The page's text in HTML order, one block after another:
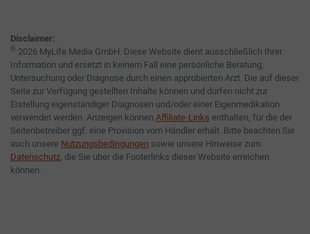
Disclaimer:
© 2026 MyLife Media GmbH. Diese Website dient ausschließlich Ihrer
Information und ersetzt in keinem Fall eine persönliche Beratung,
Untersuchung oder Diagnose durch einen approbierten Arzt. Die auf dieser
Seite zur Verfügung gestellten Inhalte können und dürfen nicht zur
Erstellung eigenständiger Diagnosen und/oder einer Eigenmedikation
verwendet werden. Anzeigen können Affiliate-Links enthalten, für die der
Seitenbetreiber ggf. eine Provision vom Händler erhält. Bitte beachten Sie
auch unsere Nutzungsbedingungen sowie unsere Hinweise zum
Datenschutz, die Sie über die Footerlinks dieser Website erreichen
können.